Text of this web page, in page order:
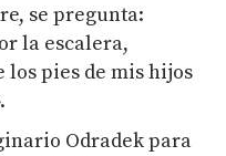
se pregunta:
la escalera,
pies de mis hijos
Odradek para